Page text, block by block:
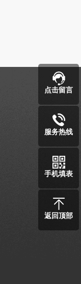
点击留言
服务热线
手机填表
返回顶部